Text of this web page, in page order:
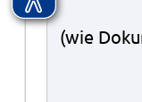
(wie